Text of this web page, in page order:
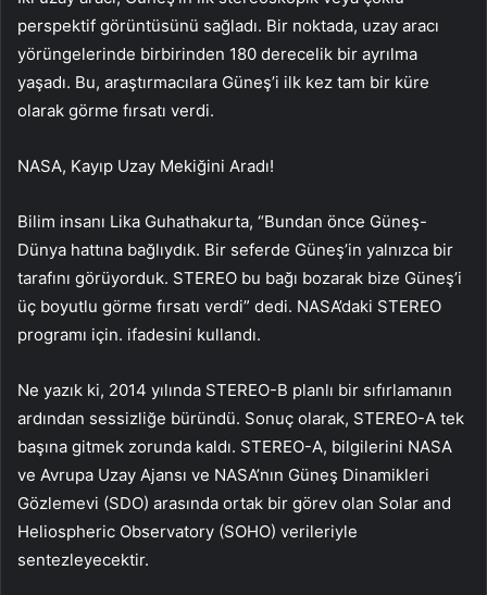
perspektif görüntüsünü sağladı. Bir noktada, uzay aracı
yörüngelerinde birbirinden 180 derecelik bir ayrılma
yaşadı. Bu, araştırmacılara Güneş’i ilk kez tam bir küre
olarak görme fırsatı verdi.
NASA, Kayıp Uzay Mekiğini Aradı!
Bilim insanı Lika Guhathakurta, “Bundan önce Güneş-
Dünya hattına bağlıydık. Bir seferde Güneş’in yalnızca bir
tarafını görüyorduk. STEREO bu bağı bozarak bize Güneş’i
üç boyutlu görme fırsatı verdi” dedi. NASA’daki STEREO
programı için. ifadesini kullandı.
Ne yazık ki, 2014 yılında STEREO-B planlı bir sıfırlamanın
ardından sessizliğe büründü. Sonuç olarak, STEREO-A tek
başına gitmek zorunda kaldı. STEREO-A, bilgilerini NASA
ve Avrupa Uzay Ajansı ve NASA’nın Güneş Dinamikleri
Gözlemevi (SDO) arasında ortak bir görev olan Solar and
Heliospheric Observatory (SOHO) verileriyle
sentezleyecektir.